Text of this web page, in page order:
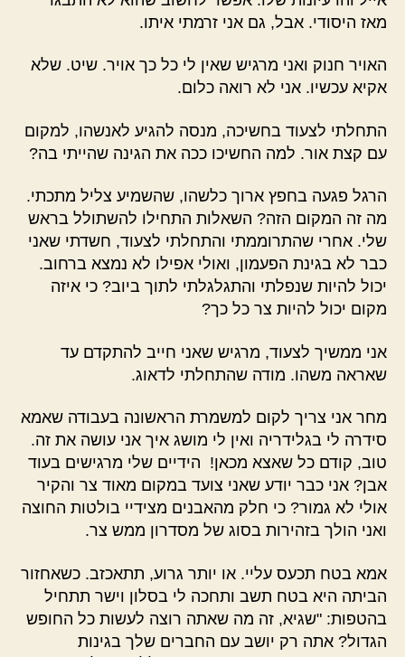
מאז היסודי. אבל, גם אני זרמתי איתו.
האויר חנוק ואני מרגיש שאין לי כל כך אויר. שיט. שלא
אקיא עכשיו. אני לא רואה כלום.
התחלתי לצעוד בחשיכה, מנסה להגיע לאנשהו, למקום
עם קצת אור. למה החשיכו ככה את הגינה שהייתי בה?
הרגל פגעה בחפץ ארוך כלשהו, שהשמיע צליל מתכתי.
מה זה המקום הזה? השאלות התחילו להשתולל בראש
שלי. אחרי שהתרוממתי והתחלתי לצעוד, חשדתי שאני
כבר לא בגינת הפעמון, ואולי אפילו לא נמצא ברחוב.
יכול להיות שנפלתי והתגלגלתי לתוך ביוב? כי איזה
מקום יכול להיות צר כל כך?
אני ממשיך לצעוד, מרגיש שאני חייב להתקדם עד
שאראה משהו. מודה שהתחלתי לדאוג.
מחר אני צריך לקום למשמרת הראשונה בעבודה שאמא
סידרה לי בגלידריה ואין לי מושג איך אני עושה את זה.
טוב, קודם כל שאצא מכאן! הידיים שלי מרגישים בעוד
אבן? אני כבר יודע שאני צועד במקום מאוד צר והקיר
אולי לא גמור? כי חלק מהאבנים מצידיי בולטות החוצה
ואני הולך בזהירות בסוג של מסדרון ממש צר.
אמא בטח תכעס עליי. או יותר גרוע, תתאכזב. כשאחזור
הביתה היא בטח תשב ותחכה לי בסלון וישר תתחיל
בהטפות: "שגיא, זה מה שאתה רוצה לעשות כל החופש
הגדול? אתה רק יושב עם החברים שלך בגינות